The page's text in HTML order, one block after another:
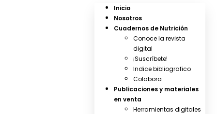
Inicio
Nosotros
Cuadernos de Nutrición
Conoce la revista
digital
¡Suscríbete!
Indice bibliografico
Colabora
Publicaciones y materiales
en venta
Herramientas digitales